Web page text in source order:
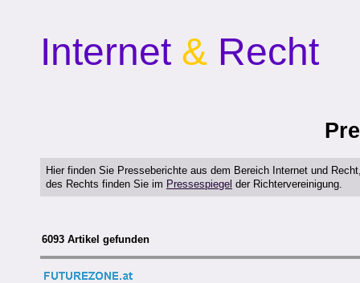
Internet & Recht
Hier finden Sie Presseberichte aus dem Bereich Internet und
des Rechts finden Sie im Pressespiegel der Richtervereinigung.
6093 Artikel gefunden